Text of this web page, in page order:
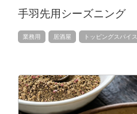
手羽先用シーズニング
業務用 居酒屋 トッピングスパイス